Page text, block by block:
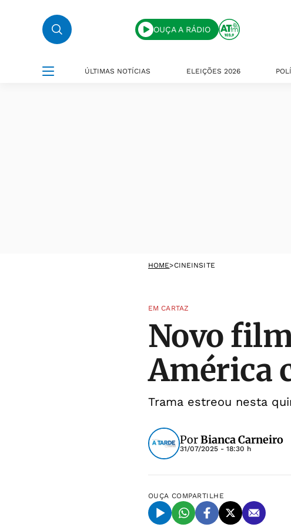
OUÇA A RÁDIO
ÚLTIMAS NOTÍCIAS ELEIÇÕES 2026
HOME>CINEINSITE
EM CARTAZ
Novo
América
Trama estreou nesta
PorBianca Carneiro
31/07/2025 - 18:30 h
OUÇA COMPARTILHE